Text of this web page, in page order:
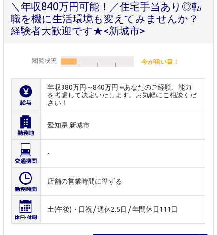
＼年収840万円可能！／住宅手当あり◎転
職を機に生活環境も変えてみませんか？
経験者大歓迎です★<新城市>
閲覧状況 今が狙い目！
年収380万円～840万円 ※あなたのご経験、能力
を考慮して決定いたします。お気軽にご相談くだ
さい！
愛知県 新城市
-
店舗の営業時間に準ずる
土(午後)・日祝 / 週休2.5日 / 年間休日111日